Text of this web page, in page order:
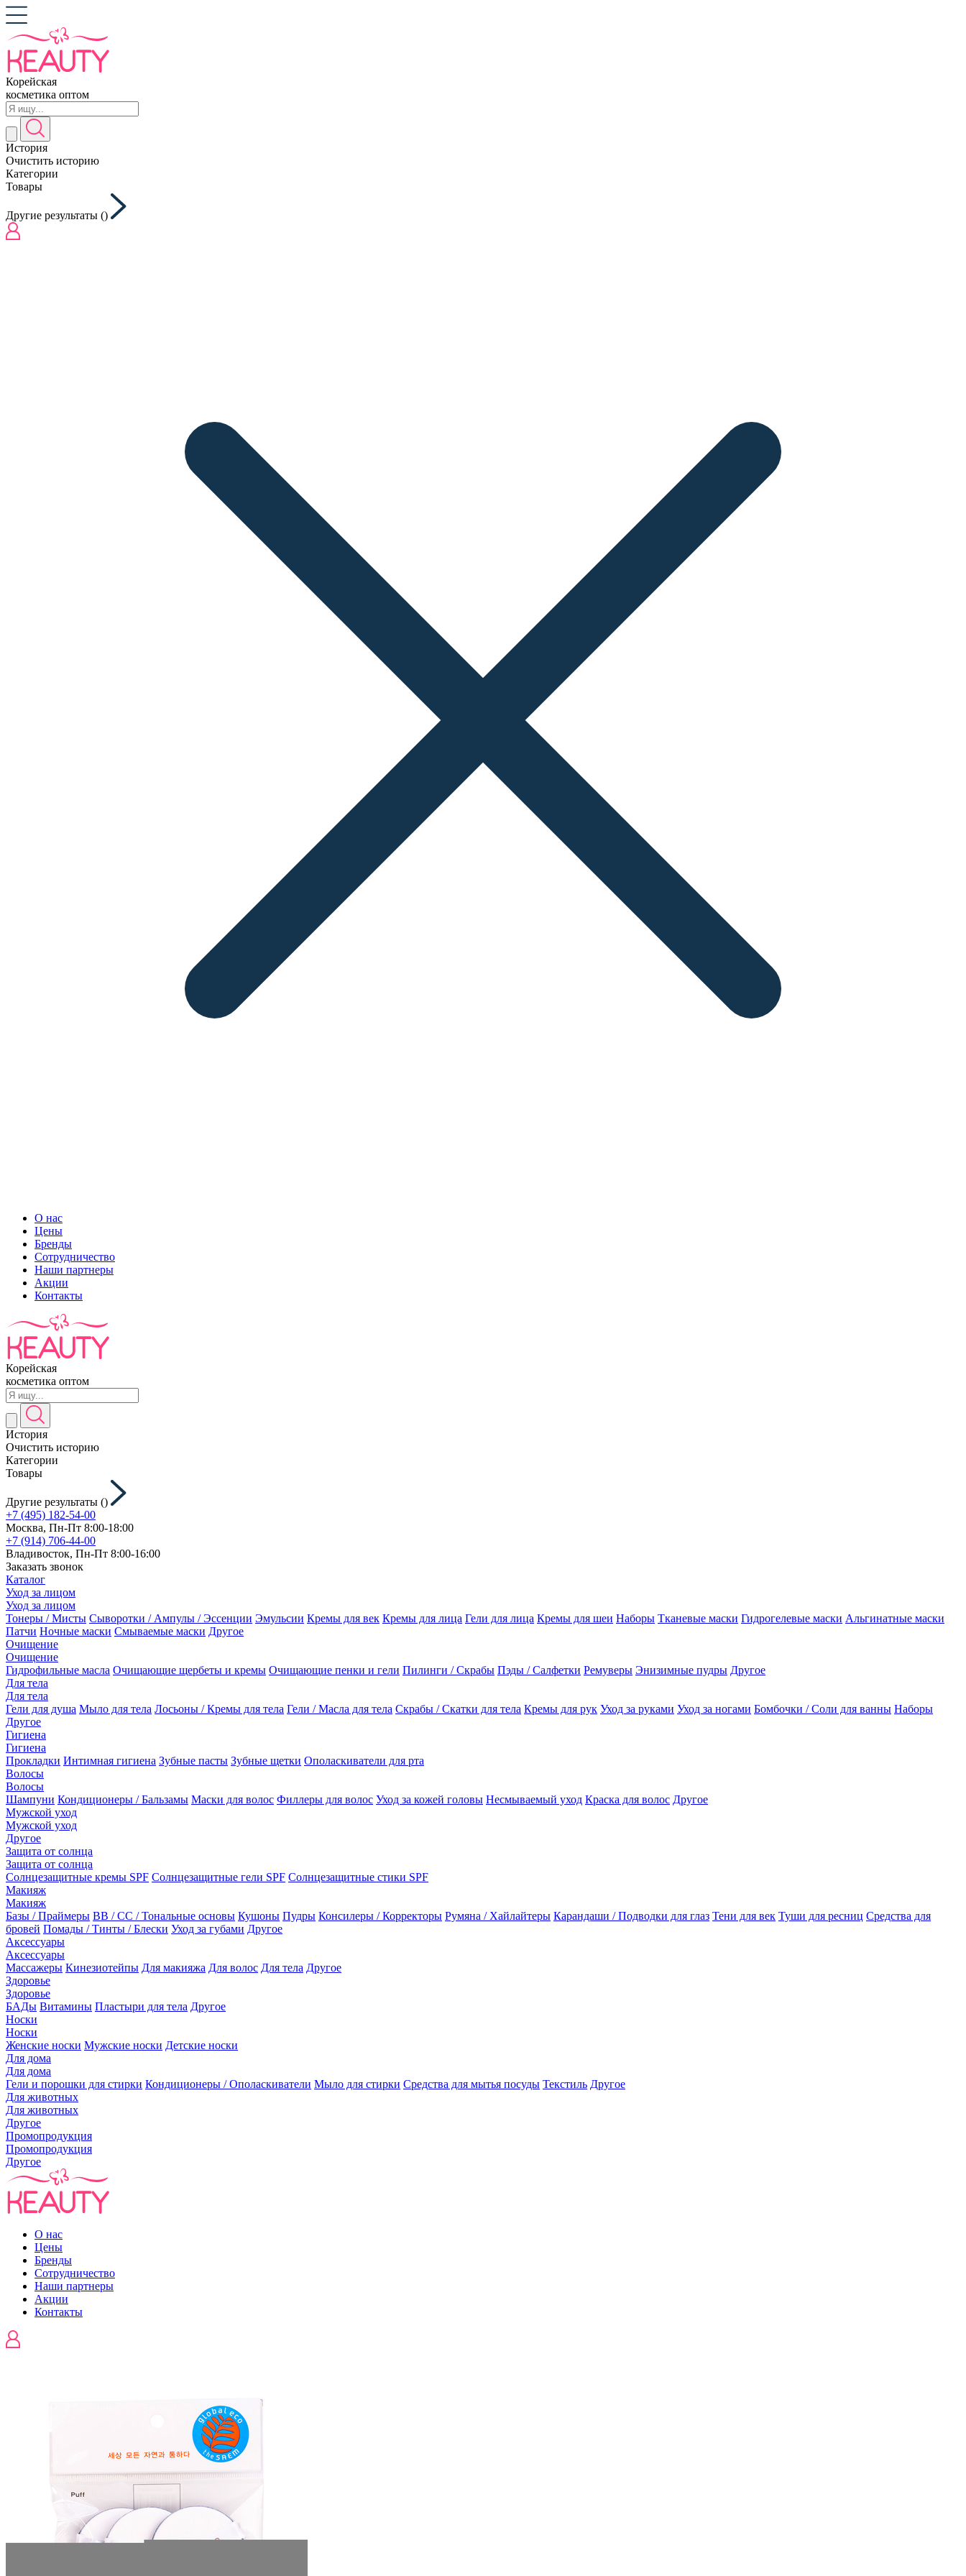
Корейская
косметика оптом
История
Очистить историю
Категории
Товары
Другие результаты ()
О нас
Цены
Бренды
Сотрудничество
Наши партнеры
Акции
Контакты
Корейская
косметика оптом
История
Очистить историю
Категории
Товары
Другие результаты ()
+7 (495) 182-54-00
Москва, Пн-Пт 8:00-18:00
+7 (914) 706-44-00
Владивосток, Пн-Пт 8:00-16:00
Заказать звонок
Каталог
Уход за лицом
Уход за лицом
Тонеры / Мисты Сыворотки / Ампулы / Эссенции Эмульсии Кремы для век Кремы для лица Гели для лица Кремы для шеи Наборы Тканевые маски Гидрогелевые маски Альгинатные маски
Патчи Ночные маски Смываемые маски Другое
Очищение
Очищение
Гидрофильные масла Очищающие щербеты и кремы Очищающие пенки и гели Пилинги / Скрабы Пэды / Салфетки Ремуверы Энизимные пудры Другое
Для тела
Для тела
Гели для душа Мыло для тела Лосьоны / Кремы для тела Гели / Масла для тела Скрабы / Скатки для тела Кремы для рук Уход за руками Уход за ногами Бомбочки / Соли для ванны Наборы
Другое
Гигиена
Гигиена
Прокладки Интимная гигиена Зубные пасты Зубные щетки Ополаскиватели для рта
Волосы
Волосы
Шампуни Кондиционеры / Бальзамы Маски для волос Филлеры для волос Уход за кожей головы Несмываемый уход Краска для волос Другое
Мужской уход
Мужской уход
Другое
Защита от солнца
Защита от солнца
Солнцезащитные кремы SPF Солнцезащитные гели SPF Солнцезащитные стики SPF
Макияж
Макияж
Базы / Праймеры BB / CC / Тональные основы Кушоны Пудры Консилеры / Корректоры Румяна / Хайлайтеры Карандаши / Подводки для глаз Тени для век Туши для ресниц Средства для
бровей Помады / Тинты / Блески Уход за губами Другое
Аксессуары
Аксессуары
Массажеры Кинезиотейпы Для макияжа Для волос Для тела Другое
Здоровье
Здоровье
БАДы Витамины Пластыри для тела Другое
Носки
Носки
Женские носки Мужские носки Детские носки
Для дома
Для дома
Гели и порошки для стирки Кондиционеры / Ополаскиватели Мыло для стирки Средства для мытья посуды Текстиль Другое
Для животных
Для животных
Другое
Промопродукция
Промопродукция
Другое
О нас
Цены
Бренды
Сотрудничество
Наши партнеры
Акции
Контакты